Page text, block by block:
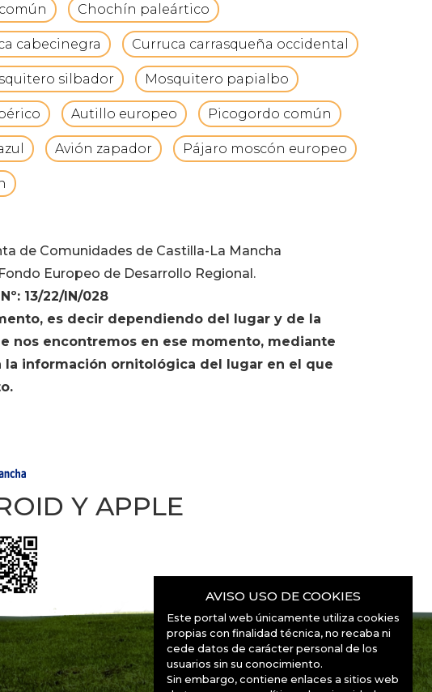
Chochín paleártico
cabecinegra Curruca carrasqueña occidental
silbador Mosquitero papialbo
Autillo europeo Picogordo común
Avión zapador Pájaro moscón europeo
de Comunidades de Castilla-La Mancha
Europeo de Desarrollo Regional.
13/22/IN/028
es decir dependiendo del lugar y de la
nos encontremos en ese momento, mediante
la información ornitológica del lugar en el que
Y APPLE
AVISO USO DE COOKIES
Este portal web únicamente utiliza cookies
propias con finalidad técnica, no recaba ni
cede datos de carácter personal de los
usuarios sin su conocimiento.
Sin embargo, contiene enlaces a sitios web